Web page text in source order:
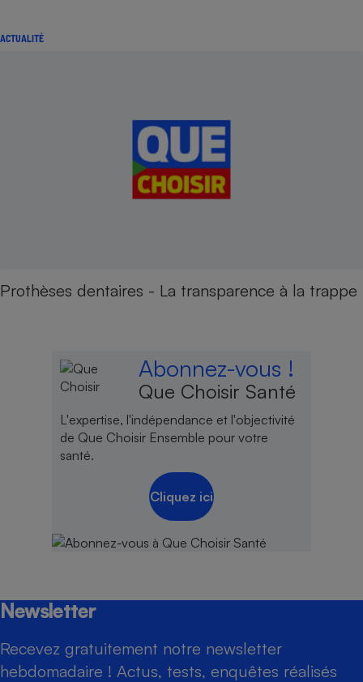
ACTUALITÉ
Prothèses dentaires - La transparence à la trappe
Abonnez-vous !
Que Choisir Santé
L'expertise, l'indépendance et l'objectivité
de Que Choisir Ensemble pour votre
santé.
Cliquez ici
Newsletter
Recevez gratuitement notre newsletter
hebdomadaire ! Actus, tests, enquêtes réalisés